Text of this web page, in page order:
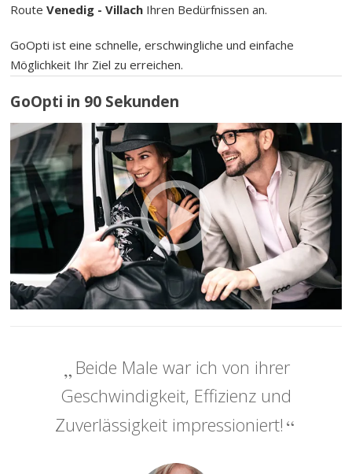
RouteVenedig - Villach Ihren Bedürfnissen an.
GoOpti ist eine schnelle, erschwingliche und einfache
Möglichkeit Ihr Ziel zu erreichen.
GoOpti in 90 Sekunden
Beide Male war ich von ihrer
Geschwindigkeit, Effizienz und
Zuverlässigkeit impressioniert!